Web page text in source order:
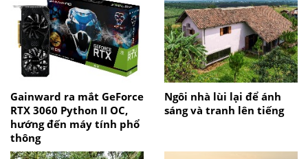
Gainward ra mắt GeForce
RTX 3060 Python II OC,
hướng đến máy tính phổ
thông
Ngôi nhà lùi lại để ánh
sáng và tranh lên tiếng